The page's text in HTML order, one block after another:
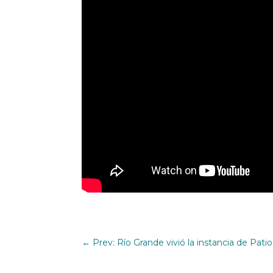
← Prev: Río Grande vivió la instancia de